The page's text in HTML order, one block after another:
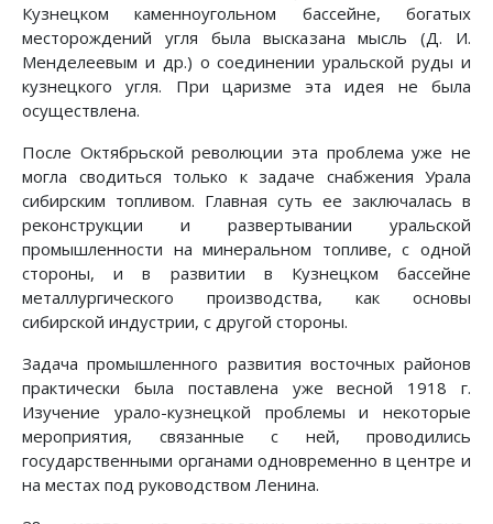
Кузнецком каменноугольном бассейне, богатых
месторождений угля была высказана мысль (Д. И.
Менделеевым и др.) о соединении уральской руды и
кузнецкого угля. При царизме эта идея не была
осуществлена.
После Октябрьской революции эта проблема уже не
могла сводиться только к задаче снабжения Урала
сибирским топливом. Главная суть ее заключалась в
реконструкции и развертывании уральской
промышленности на минеральном топливе, с одной
стороны, и в развитии в Кузнецком бассейне
металлургического производства, как основы
сибирской индустрии, с другой стороны.
Задача промышленного развития восточных районов
практически была поставлена уже весной 1918 г.
Изучение урало-кузнецкой проблемы и некоторые
мероприятия, связанные с ней, проводились
государственными органами одновременно в центре и
на местах под руководством Ленина.